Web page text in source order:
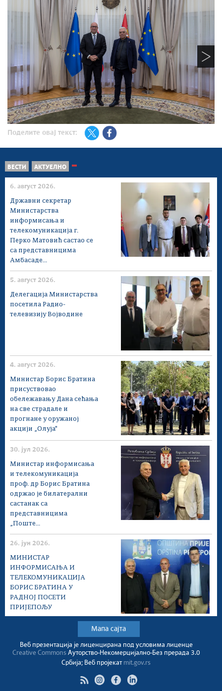
Поделите овај текст:
ВЕСТИ АКТУЕЛНО
6. август 2026.
Државни секретар
Министарства
информисања и
телекомуникација г.
Перко Матовић састао се
са представницима
Амбасаде...
5. август 2026.
Делегација Министарства
посетила Радио-
телевизију Војводине
4. август 2026.
Министар Борис Братина
присуствовао
обележавању Дана сећања
на све страдале и
прогнане у оружаној
акцији „Олуја"
30. јул 2026.
Министар информисања
и телекомуникација
проф. др Борис Братина
одржао је билатерални
састанак са
представницима
„Поште...
26. јун 2026.
МИНИСТАР
ИНФОРМИСАЊА И
ТЕЛЕКОМУНИКАЦИЈА
БОРИС БРАТИНА У
РАДНОЈ ПОСЕТИ
ПРИЈЕПОЉУ
Мапа сајта
Веб презентација jе лиценциранa под условима лиценце
Creative CommonsАуторство-Некомерцијално-Без прерада 3.0
Србија; Веб пројекат mit.gov.rs